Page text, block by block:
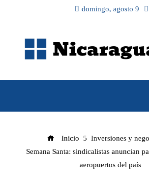
domingo, agosto 9
Inicio
Inversiones y
Semana Santa: sindicalistas anuncian
aeropuertos del país